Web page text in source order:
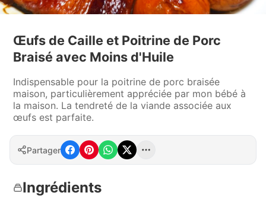
Œufs de Caille et Poitrine de Porc
Braisé avec Moins d'Huile
Indispensable pour la poitrine de porc braisée
maison, particulièrement appréciée par mon bébé à
la maison. La tendreté de la viande associée aux
œufs est parfaite.
Partager
Ingrédients